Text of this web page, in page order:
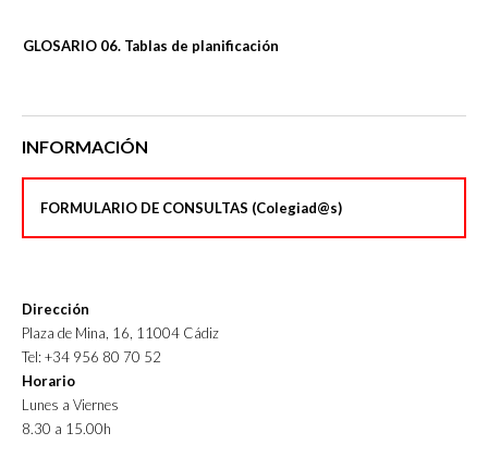
GLOSARIO 06. Tablas de planificación
INFORMACIÓN
FORMULARIO DE CONSULTAS (Colegiad@s)
Dirección
Plaza de Mina, 16, 11004 Cádiz
Tel: +34 956 80 70 52
Horario
Lunes a Viernes
8.30 a 15.00h